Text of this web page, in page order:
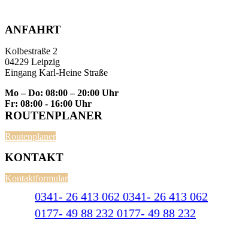
ANFAHRT
Kolbestraße 2
04229 Leipzig
Eingang Karl-Heine Straße
Mo – Do: 08:00 – 20:00 Uhr
Fr: 08:00 - 16:00 Uhr
ROUTENPLANER
Routenplaner
KONTAKT
Kontaktformular
0341- 26 413 062 0341- 26 413 062
0177- 49 88 232 0177- 49 88 232